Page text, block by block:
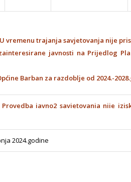
vremenu trajanja savjetovanja nije
javnosti na Prijedlog
Barban za razdoblje od 2024.-
Provedba iavno2 savietovania niie
2024.godine